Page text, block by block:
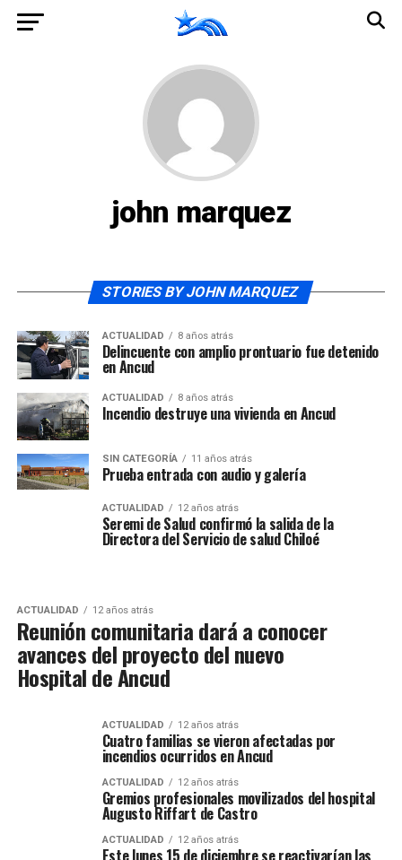
john marquez
STORIES BY JOHN MARQUEZ
ACTUALIDAD 8 años atrás
Delincuente con amplio prontuario fue detenido
en Ancud
ACTUALIDAD 8 años atrás
Incendio destruye una vivienda en Ancud
SIN CATEGORÍA 11 años atrás
Prueba entrada con audio y galería
ACTUALIDAD 12 años atrás
Seremi de Salud confirmó la salida de la
Directora del Servicio de salud Chiloé
ACTUALIDAD 12 años atrás
Reunión comunitaria dará a conocer
avances del proyecto del nuevo
Hospital de Ancud
ACTUALIDAD 12 años atrás
Cuatro familias se vieron afectadas por
incendios ocurridos en Ancud
ACTUALIDAD 12 años atrás
Gremios profesionales movilizados del hospital
Augusto Riffart de Castro
ACTUALIDAD 12 años atrás